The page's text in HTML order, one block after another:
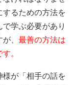
するための方法を
学ぶ必要があり
が、最善の方法は
。
様が「相手の話を